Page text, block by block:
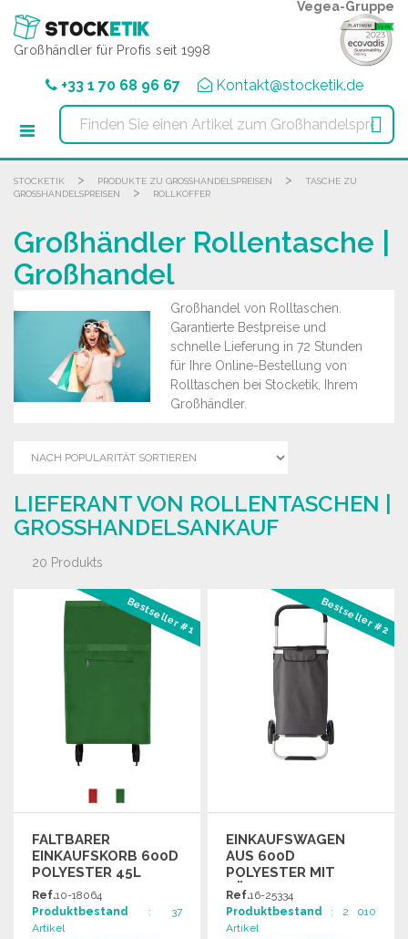
Großhändler für Profis seit 1998
Vegea-Gruppe
+33 1 70 68 96 67 Kontakt@stocketik.de

STOCKETIK > PRODUKTE ZU GROSSHANDELSPREISEN >
TASCHE ZU
GROSSHANDELSPREISEN
> ROLLKOFFER
Großhändler Rollentasche |
Großhandel
Großhandel von Rolltaschen.
Garantierte Bestpreise und
schnelle Lieferung in 72 Stunden
für Ihre Online-Bestellung von
Rolltaschen bei Stocketik, Ihrem
Großhändler.
LIEFERANT VON ROLLENTASCHEN |
GROSSHANDELSANKAUF
20 Produkts
Bestseller #1
FALTBARER
EINKAUFSKORB 600D
POLYESTER 45L
Ref.10-18064
Produktbestand : 37
Artikel
Bestseller #2
EINKAUFSWAGEN
AUS 600D
POLYESTER MIT
KÜHLFACH ZU
GROSSHANDELSPREISEN
Ref.16-25334
Produktbestand : 2 010
Artikel